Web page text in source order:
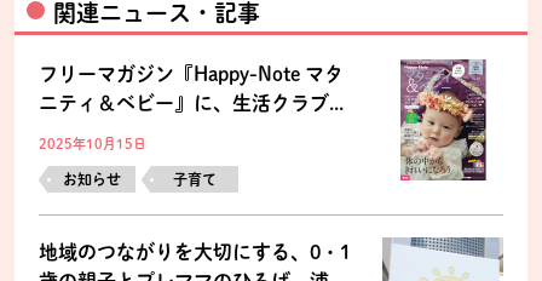
関連ニュース・記事
フリーマガジン『Happy-Note マタ
ニティ＆ベビー』に、生活クラブ...
2025年10月15日
お知らせ 子育て
地域のつながりを大切にする、0・1